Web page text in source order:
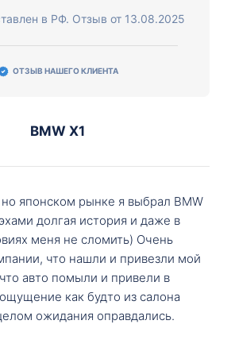
в РФ. Отзыв от 13.08.2025
ОТЗЫВ НАШЕГО КЛИЕНТА
BMW X1
но японском рынке я выбрал BMW
долгая история и даже в
меня не сломить) Очень
что нашли и привезли мой
авто помыли и привели в
как будто из салона
ожидания оправдались.